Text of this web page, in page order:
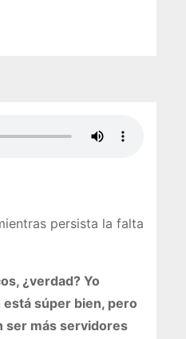
persista la falta
¿verdad? Yo
súper bien, pero
ser más servidores